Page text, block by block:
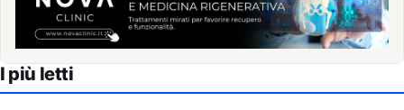
I più letti